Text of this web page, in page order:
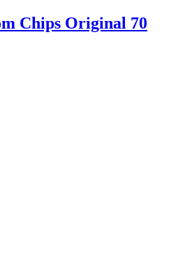
Chips Original 70